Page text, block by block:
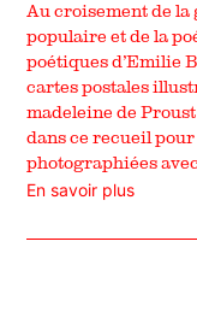
Au croisement de la
populaire et de la
poétiques d’Emilie
cartes postales
madeleine de
dans ce recueil
photographiées
En savoir plus